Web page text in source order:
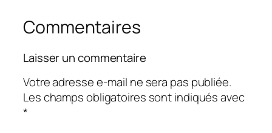
Commentaires
Laisser un commentaire
Votre adresse e-mail ne sera pas publiée.
Les champs obligatoires sont indiqués avec
*